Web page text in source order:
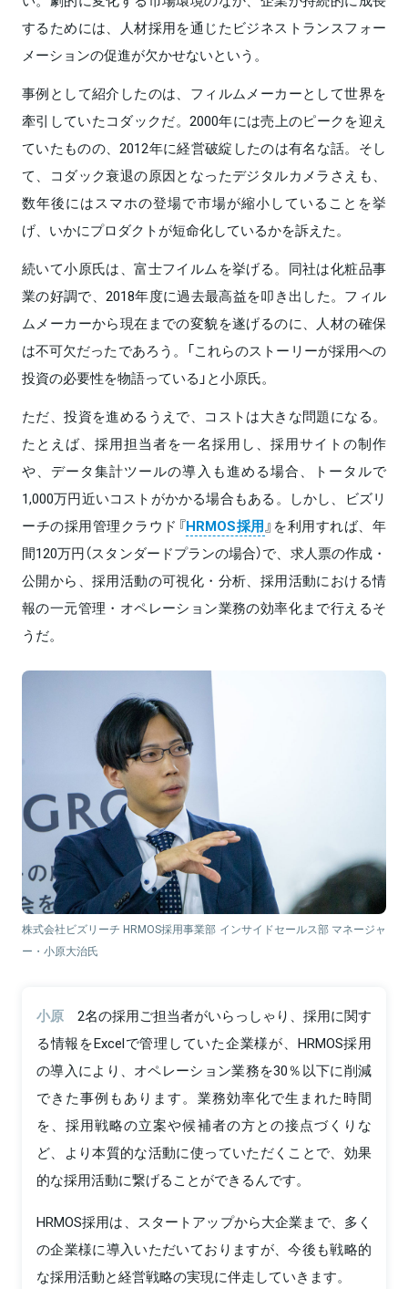
するためには、人材採用を通じたビジネストランスフォー
メーションの促進が欠かせないという。
事例として紹介したのは、フィルムメーカーとして世界を
牽引していたコダックだ。2000年には売上のピークを迎え
ていたものの、2012年に経営破綻したのは有名な話。そし
て、コダック衰退の原因となったデジタルカメラさえも、
数年後にはスマホの登場で市場が縮小していることを挙
げ、いかにプロダクトが短命化しているかを訴えた。
続いて小原氏は、富士フイルムを挙げる。同社は化粧品事
業の好調で、2018年度に過去最高益を叩き出した。フィル
ムメーカーから現在までの変貌を遂げるのに、人材の確保
は不可欠だったであろう。「これらのストーリーが採用への
投資の必要性を物語っている」と小原氏。
ただ、投資を進めるうえで、コストは大きな問題になる。
たとえば、採用担当者を一名採用し、採用サイトの制作
や、データ集計ツールの導入も進める場合、トータルで
1,000万円近いコストがかかる場合もある。しかし、ビズリ
ーチの採用管理クラウド『HRMOS採用』を利用すれば、年
間120万円（スタンダードプランの場合）で、求人票の作成・
公開から、採用活動の可視化・分析、採用活動における情
報の一元管理・オペレーション業務の効率化まで行えるそ
うだ。
株式会社ビズリーチ HRMOS採用事業部 インサイドセールス部 マネージャ
ー・小原大治氏
小原
2名の採用ご担当者がいらっしゃり、採用に関す
る情報をExcelで管理していた企業様が、HRMOS採用
の導入により、オペレーション業務を30％以下に削減
できた事例もあります。業務効率化で生まれた時間
を、採用戦略の立案や候補者の方との接点づくりな
ど、より本質的な活動に使っていただくことで、効果
的な採用活動に繋げることができるんです。
HRMOS採用は、スタートアップから大企業まで、多く
の企業様に導入いただいておりますが、今後も戦略的
な採用活動と経営戦略の実現に伴走していきます。